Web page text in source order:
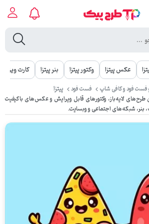
عکس پیتزا وکتور پیتزا بنر پیتزا
کارت ویزیت
فست فود و کافی شاپ فست فود پیتزا
از بهترین طرح‌های لایه‌باز، وکتورهای قابل ویرایش و عکس‌های باکیفیت
بنر، شبکه‌های اجتماعی و وبسایت.